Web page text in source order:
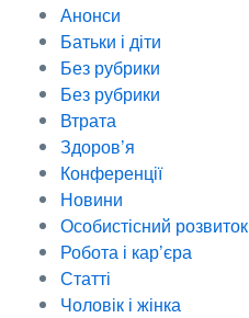
Анонси
Батьки і діти
Без рубрики
Без рубрики
Втрата
Здоров’я
Конференції
Новини
Особистісний розвиток
Робота і кар’єра
Статті
Чоловік і жінка